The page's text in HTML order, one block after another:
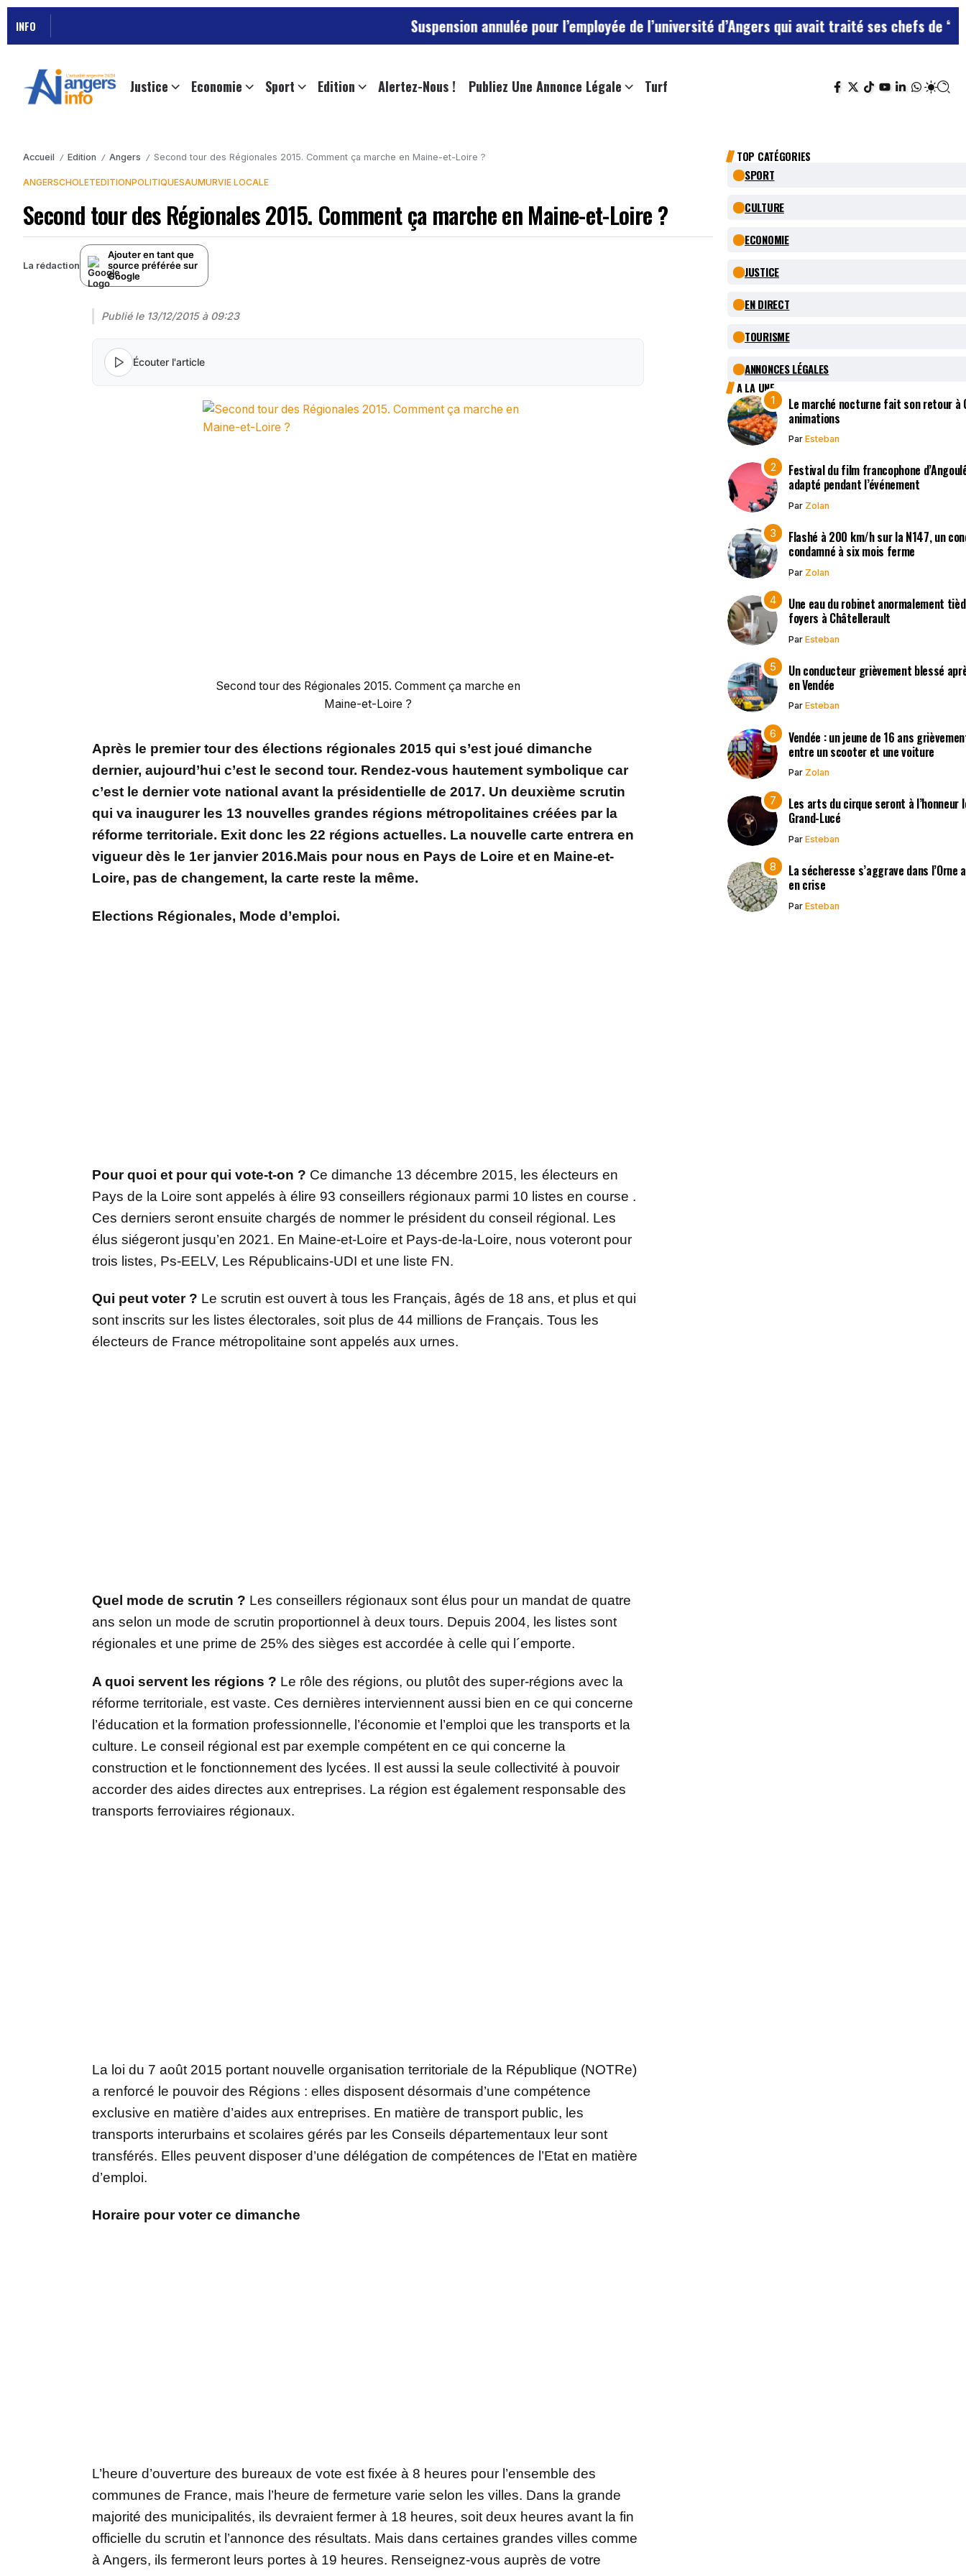
INFO Suspension annulée pour l’employée de l’université d’Angers qui avait traité ses chefs de “chiens”Le
Justice Economie Sport Edition Alertez-Nous ! Publiez Une Annonce Légale Turf
Accueil / Edition / Angers / Second tour des Régionales 2015. Comment ça marche en Maine-et-Loire ?
ANGERSCHOLETEDITIONPOLITIQUESAUMURVIE LOCALE
Second tour des Régionales 2015. Comment ça marche en Maine-et-Loire ?
La rédaction
Ajouter en tant que
source préférée sur
Google
Publié le 13/12/2015 à 09:23
Écouter l'article
Second tour des Régionales 2015. Comment ça marche en
Maine-et-Loire ?
Après le premier tour des élections régionales 2015 qui s’est joué dimanche
dernier, aujourd’hui c’est le second tour. Rendez-vous hautement symbolique car
c’est le dernier vote national avant la présidentielle de 2017. Un deuxième scrutin
qui va inaugurer les 13 nouvelles grandes régions métropolitaines créées par la
réforme territoriale. Exit donc les 22 régions actuelles. La nouvelle carte entrera en
vigueur dès le 1er janvier 2016.Mais pour nous en Pays de Loire et en Maine-et-
Loire, pas de changement, la carte reste la même.
Elections Régionales, Mode d’emploi.
Pour quoi et pour qui vote-t-on ? Ce dimanche 13 décembre 2015, les électeurs en
Pays de la Loire sont appelés à élire 93 conseillers régionaux parmi 10 listes en course .
Ces derniers seront ensuite chargés de nommer le président du conseil régional. Les
élus siégeront jusqu’en 2021. En Maine-et-Loire et Pays-de-la-Loire, nous voteront pour
trois listes, Ps-EELV, Les Républicains-UDI et une liste FN.
Qui peut voter ? Le scrutin est ouvert à tous les Français, âgés de 18 ans, et plus et qui
sont inscrits sur les listes électorales, soit plus de 44 millions de Français. Tous les
électeurs de France métropolitaine sont appelés aux urnes.
Quel mode de scrutin ? Les conseillers régionaux sont élus pour un mandat de quatre
ans selon un mode de scrutin proportionnel à deux tours. Depuis 2004, les listes sont
régionales et une prime de 25% des sièges est accordée à celle qui l´emporte.
A quoi servent les régions ? Le rôle des régions, ou plutôt des super-régions avec la
réforme territoriale, est vaste. Ces dernières interviennent aussi bien en ce qui concerne
l’éducation et la formation professionnelle, l’économie et l’emploi que les transports et la
culture. Le conseil régional est par exemple compétent en ce qui concerne la
construction et le fonctionnement des lycées. Il est aussi la seule collectivité à pouvoir
accorder des aides directes aux entreprises. La région est également responsable des
transports ferroviaires régionaux.
La loi du 7 août 2015 portant nouvelle organisation territoriale de la République (NOTRe)
a renforcé le pouvoir des Régions : elles disposent désormais d’une compétence
exclusive en matière d’aides aux entreprises. En matière de transport public, les
transports interurbains et scolaires gérés par les Conseils départementaux leur sont
transférés. Elles peuvent disposer d’une délégation de compétences de l’Etat en matière
d’emploi.
Horaire pour voter ce dimanche
L’heure d’ouverture des bureaux de vote est fixée à 8 heures pour l’ensemble des
communes de France, mais l’heure de fermeture varie selon les villes. Dans la grande
majorité des municipalités, ils devraient fermer à 18 heures, soit deux heures avant la fin
officielle du scrutin et l’annonce des résultats. Mais dans certaines grandes villes comme
à Angers, ils fermeront leurs portes à 19 heures. Renseignez-vous auprès de votre
TOP CATÉGORIES
SPORT
CULTURE
ECONOMIE
JUSTICE
EN DIRECT
TOURISME
ANNONCES LÉGALES
A LA UNE
Le marché nocturne fait son retour à
animations
Par Esteban
Festival du film francophone
adapté pendant l’événement
Par Zolan
Flashé à 200 km/h sur la N147, un
condamné à six mois ferme
Par Zolan
Une eau du robinet anormalement
foyers à Châtellerault
Par Esteban
Un conducteur grièvement blessé
en Vendée
Par Esteban
Vendée : un jeune de 16 ans
entre un scooter et une voiture
Par Zolan
Les arts du cirque seront à l’honneur
Grand-Lucé
Par Esteban
La sécheresse s’aggrave dans
en crise
Par Esteban